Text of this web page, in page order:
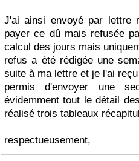
J'ai ainsi envoyé par lettre
payer ce dû mais refusée
calcul des jours mais
refus a été rédigée une
suite à ma lettre et je l'ai
permis d'envoyer une
évidemment tout le détail
réalisé trois tableaux
respectueusement,